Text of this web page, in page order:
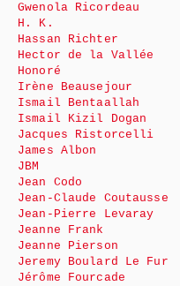
Gwenola Ricordeau
H. K.
Hassan Richter
Hector de la Vallée
Honoré
Irène Beausejour
Ismail Bentaallah
Ismail Kizil Dogan
Jacques Ristorcelli
James Albon
JBM
Jean Codo
Jean-Claude Coutausse
Jean-Pierre Levaray
Jeanne Frank
Jeanne Pierson
Jeremy Boulard Le Fur
Jérôme Fourcade